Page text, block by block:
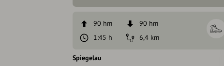
90 hm
90 hm
1:45 h
6,4 km
Spiegelau